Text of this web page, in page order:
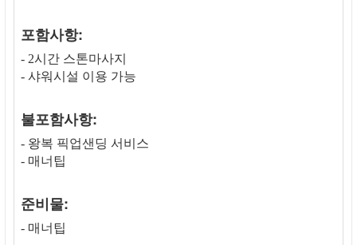
포함사항:
- 2시간 스톤마사지
- 샤워시설 이용 가능
불포함사항:
- 왕복 픽업샌딩 서비스
- 매너팁
준비물:
- 매너팁